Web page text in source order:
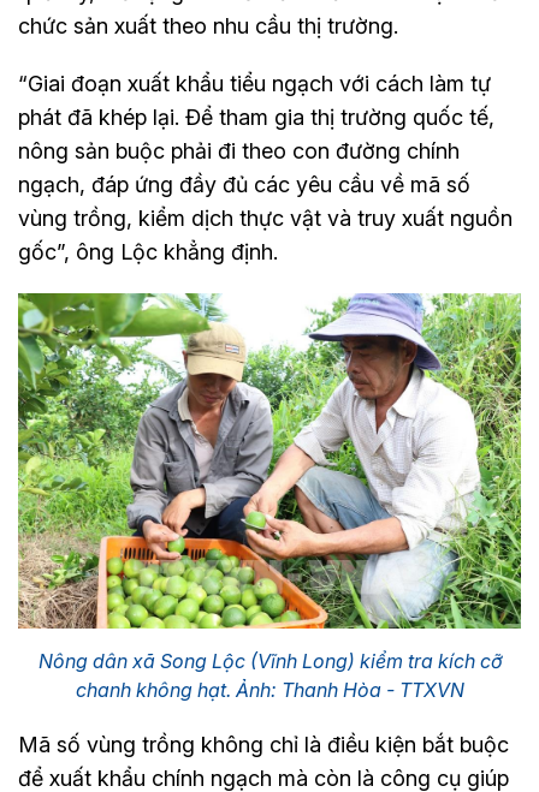
chức sản xuất theo nhu cầu thị trường.
“Giai đoạn xuất khẩu tiểu ngạch với cách làm tự
phát đã khép lại. Để tham gia thị trường quốc tế,
nông sản buộc phải đi theo con đường chính
ngạch, đáp ứng đầy đủ các yêu cầu về mã số
vùng trồng, kiểm dịch thực vật và truy xuất nguồn
gốc”, ông Lộc khẳng định.
Nông dân xã Song Lộc (Vĩnh Long) kiểm tra kích cỡ
chanh không hạt. Ảnh: Thanh Hòa - TTXVN
Mã số vùng trồng không chỉ là điều kiện bắt buộc
để xuất khẩu chính ngạch mà còn là công cụ giúp